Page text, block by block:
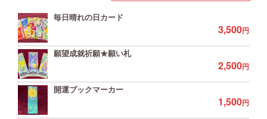
毎日晴れの日カード
3,500円
願望成就祈願★願い札
2,500円
開運ブックマーカー
1,500円